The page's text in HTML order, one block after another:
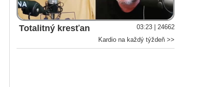
Video
Totalitný kresťan
03:23 | 24662
Kardio na každý týždeň >>